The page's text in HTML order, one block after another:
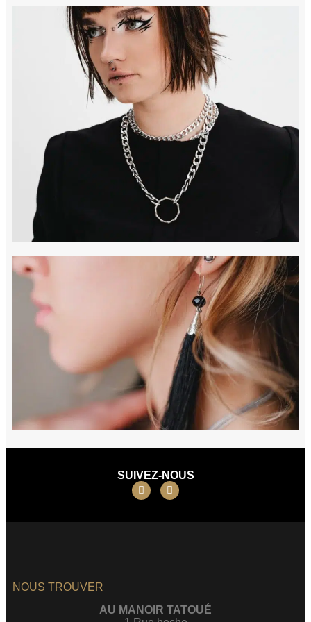
SUIVEZ-NOUS
NOUS TROUVER
AU MANOIR TATOUÉ